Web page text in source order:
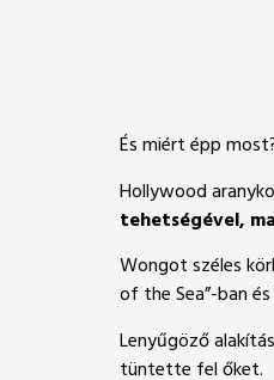
És miért épp
Hollywood
tehetségével,
Wongot széles
of the Sea”-ban
Lenyűgöző
tüntette fel őket.